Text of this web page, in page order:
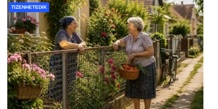
TIZENHETEDIK